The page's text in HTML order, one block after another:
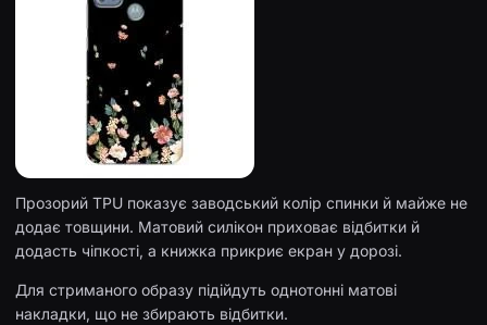
Прозорий TPU показує заводський колір спинки й майже не
додає товщини. Матовий силікон приховає відбитки й
додасть чіпкості, а книжка прикриє екран у дорозі.
Для стриманого образу підійдуть однотонні матові
накладки, що не збирають відбитки.